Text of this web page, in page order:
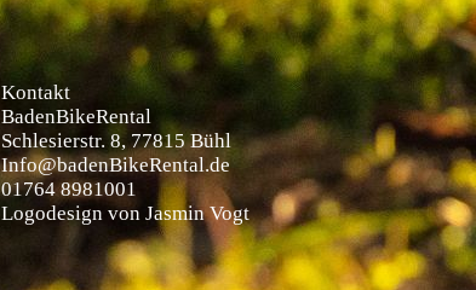
Kontakt
BadenBikeRental
Schlesierstr. 8, 77815 Bühl
Info@badenBikeRental.de
01764 8981001
Logodesign von Jasmin Vogt